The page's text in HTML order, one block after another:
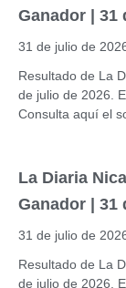
Ganador | 31
31 de julio de
Resultado de La
de julio de 2026.
Consulta aquí el
La Diaria
Ganador | 31
31 de julio de
Resultado de La
de julio de 2026.